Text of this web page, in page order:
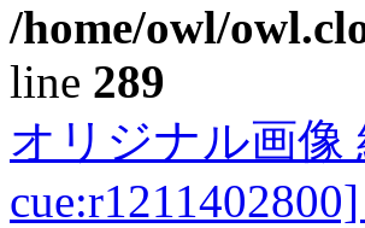
/home/owl/
line 289
オリジナル画像